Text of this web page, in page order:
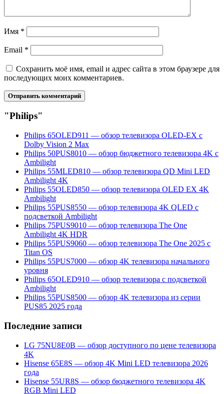
Имя *
Email *
Сохранить моё имя, email и адрес сайта в этом браузере для
последующих моих комментариев.
"Philips"
Philips 65OLED911 — обзор телевизора OLED-EX с
Dolby Vision 2 Max
Philips 50PUS8010 — обзор бюджетного телевизора 4K с
Ambilight
Philips 55MLED810 — обзор телевизора QD Mini LED
Ambilight 4K
Philips 55OLED850 — обзор телевизора OLED EX 4K
Ambilight
Philips 55PUS8550 — обзор телевизора 4K QLED с
подсветкой Ambilight
Philips 75PUS9010 — обзор телевизора The One
Ambilight 4K HDR
Philips 55PUS9060 — обзор телевизора The One 2025 с
Titan OS
Philips 55PUS7000 — обзор 4K телевизора начального
уровня
Philips 65OLED910 — обзор телевизора с подсветкой
Ambilight
Philips 55PUS8500 — обзор 4K телевизора из серии
PUS85 2025 года
Последние записи
LG 75NU8E0B — обзор доступного по цене телевизора
4K
Hisense 65E8S — обзор 4K Mini LED телевизора 2026
года
Hisense 55UR8S — обзор бюджетного телевизора 4K
RGB Mini LED